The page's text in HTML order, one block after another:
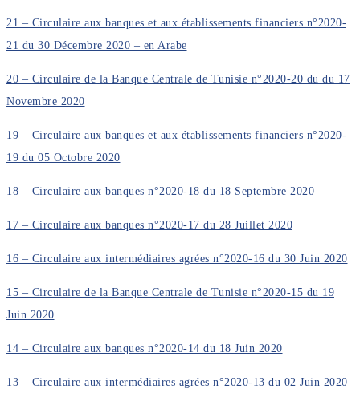
21 – Circulaire aux banques et aux établissements financiers n°2020-
21 du 30 Décembre 2020 – en Arabe
20 – Circulaire de la Banque Centrale de Tunisie n°2020-20 du du 17
Novembre 2020
19 – Circulaire aux banques et aux établissements financiers n°2020-
19 du 05 Octobre 2020
18 – Circulaire aux banques n°2020-18 du 18 Septembre 2020
17 – Circulaire aux banques n°2020-17 du 28 Juillet 2020
16 – Circulaire aux intermédiaires agrées n°2020-16 du 30 Juin 2020
15 – Circulaire de la Banque Centrale de Tunisie n°2020-15 du 19
Juin 2020
14 – Circulaire aux banques n°2020-14 du 18 Juin 2020
13 – Circulaire aux intermédiaires agrées n°2020-13 du 02 Juin 2020